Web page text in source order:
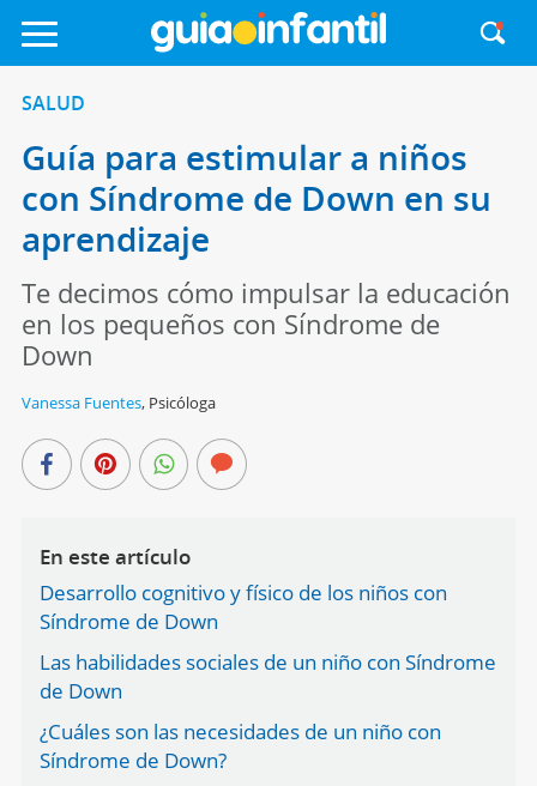
SALUD
Guía para estimular a niños
con Síndrome de Down en su
aprendizaje
Te decimos cómo impulsar la educación
en los pequeños con Síndrome de
Down
Vanessa Fuentes, Psicóloga
En este artículo
Desarrollo cognitivo y físico de los niños con
Síndrome de Down
Las habilidades sociales de un niño con Síndrome
de Down
¿Cuáles son las necesidades de un niño con
Síndrome de Down?